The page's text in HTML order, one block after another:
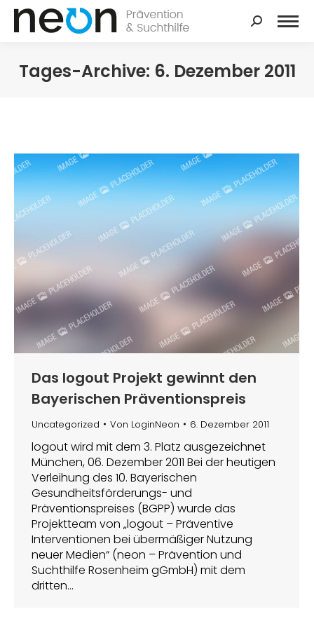
Search:
Tages-Archive: 6. Dezember 2011
Das logout Projekt gewinnt den
Bayerischen Präventionspreis
Uncategorized Von LoginNeon 6. Dezember 2011
logout wird mit dem 3. Platz ausgezeichnet
München, 06. Dezember 2011 Bei der heutigen
Verleihung des 10. Bayerischen
Gesundheitsförderungs- und
Präventionspreises (BGPP) wurde das
Projektteam von „logout – Präventive
Interventionen bei übermäßiger Nutzung
neuer Medien“ (neon – Prävention und
Suchthilfe Rosenheim gGmbH) mit dem
dritten…